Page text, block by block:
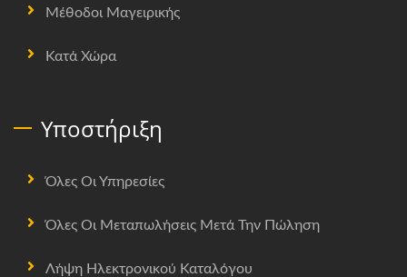
Μέθοδοι Μαγειρικής
Κατά Χώρα
Υποστήριξη
Όλες Οι Υπηρεσίες
Όλες Οι Μεταπωλήσεις Μετά Την Πώληση
Λήψη Ηλεκτρονικού Καταλόγου